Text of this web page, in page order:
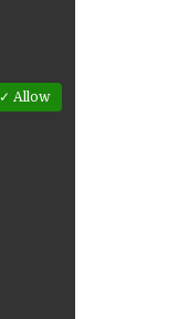
✓ Allow